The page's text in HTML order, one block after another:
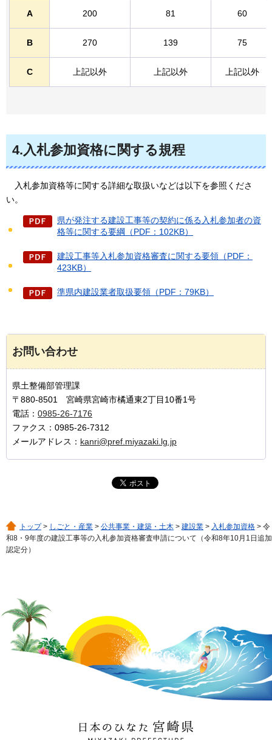
A 200 81 60
B 270 139 75
C 上記以外 上記以外 上記以外
4.入札参加資格に関する規程
入札参加資格等に関する詳細な取扱いなどは以下を参照くださ
い。
県が発注する建設工事等の契約に係る入札参加者の資
格等に関する要綱（PDF：102KB）
建設工事等入札参加資格審査に関する要領（PDF：
423KB）
準県内建設業者取扱要領（PDF：79KB）
お問い合わせ
県土整備部管理課
〒880-8501 宮崎県宮崎市橘通東2丁目10番1号
電話： 0985-26-7176
ファクス：0985-26-7312
メールアドレス： kanri@pref.miyazaki.lg.jp
トップ> しごと・産業 > 公共事業・建築・土木 > 建設業 > 入札参加資格 > 令
和8・9年度の建設工事等の入札参加資格審査申請について（令和8年10月1日追加
認定分）
日本のひなた 宮崎県